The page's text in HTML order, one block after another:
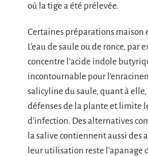
où la tige a été prélevée.
Certaines préparations maison
L’eau de saule ou de ronce, par
concentre l’acide indole
incontournable pour
salicyline du saule, quant à
défenses de la plante et limite
d’infection. Des alternatives
la salive contiennent aussi des
leur utilisation reste l’apanage